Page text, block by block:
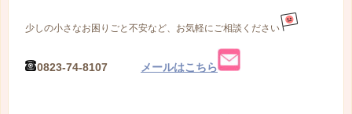
少しの小さなお困りごと不安など、お気軽にご相談ください
0823-74-8107 メールはこちら